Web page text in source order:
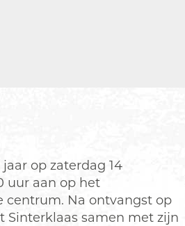
op zaterdag 14
uur aan op het
centrum. Na ontvangst op
Sinterklaas samen met zijn